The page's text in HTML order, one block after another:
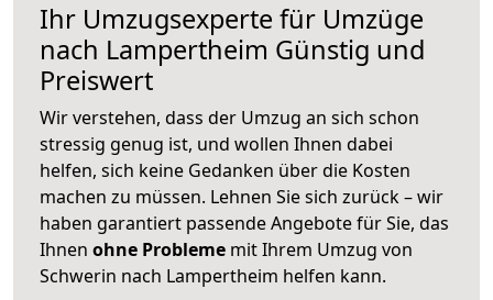
Ihr Umzugsexperte für Umzüge
nach Lampertheim Günstig und
Preiswert
Wir verstehen, dass der Umzug an sich schon
stressig genug ist, und wollen Ihnen dabei
helfen, sich keine Gedanken über die Kosten
machen zu müssen. Lehnen Sie sich zurück – wir
haben garantiert passende Angebote für Sie, das
Ihnen ohne Probleme mit Ihrem Umzug von
Schwerin nach Lampertheim helfen kann.